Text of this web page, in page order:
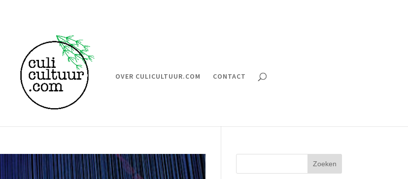
OVER CULICULTUUR.COM CONTACT